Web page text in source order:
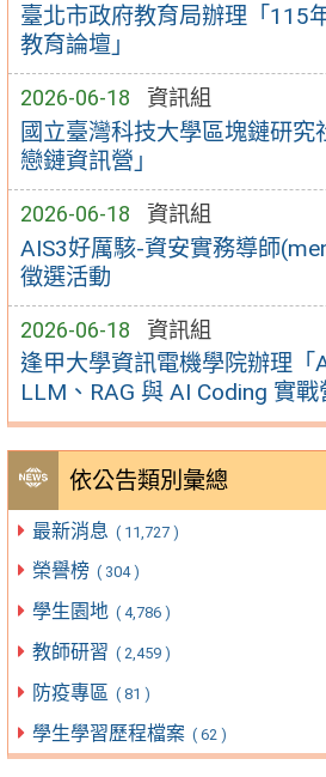
臺北市政府教育局辦理「115
教育論壇」
2026-06-18 資訊組
國立臺灣科技大學區塊鏈研
戀鏈資訊營」
2026-06-18 資訊組
AIS3好厲駭-資安實務導師
徵選活動
2026-06-18 資訊組
逢甲大學資訊電機學院辦理「
LLM、RAG 與 AI Coding 實戰
依公告類別彙總
最新消息 ( 11,727 )
榮譽榜 ( 304 )
學生園地 ( 4,786 )
教師研習 ( 2,459 )
防疫專區 ( 81 )
學生學習歷程檔案 ( 62 )